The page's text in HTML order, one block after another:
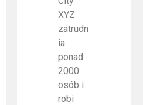
XYZ
zatrudn
ia
ponad
2000
osób i
robi